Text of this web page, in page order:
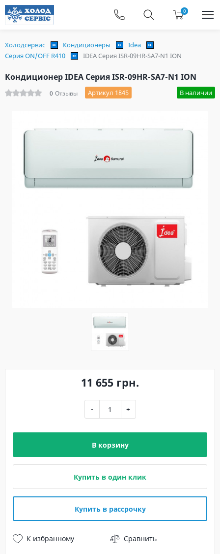
0
Холодсервис Кондиционеры
Idea
Серия ON/OFF R410
IDEA Серия ISR-09HR-SA7-N1 ION
Кондиционер IDEA Серия ISR-09HR-SA7-N1 ION
0 Отзывы Артикул 1845 В наличии
11 655 грн.
- +
В корзину
Купить в один клик
Купить в рассрочку
К избранному Сравнить